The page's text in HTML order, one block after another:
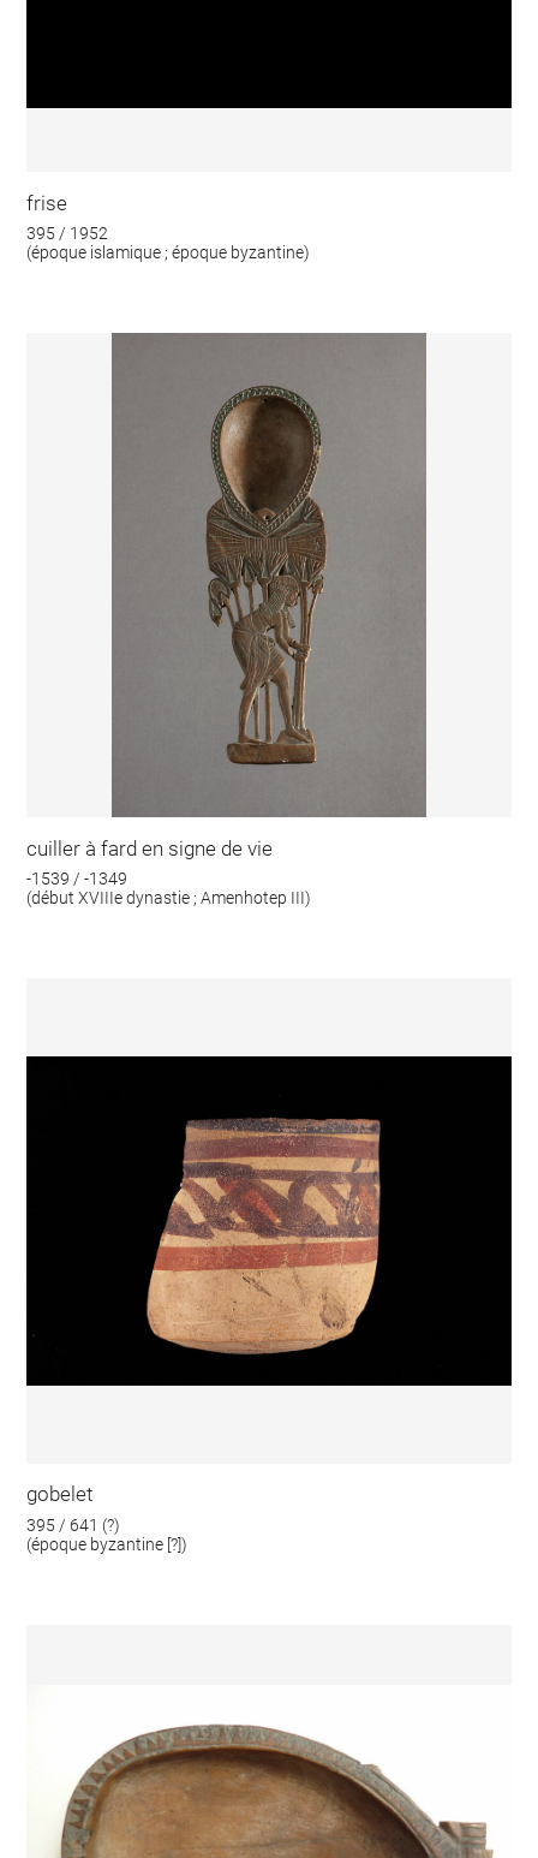
frise
395 / 1952
(époque islamique ; époque byzantine)
cuiller à fard en signe de vie
-1539 / -1349
(début XVIIIe dynastie ; Amenhotep III)
gobelet
395 / 641 (?)
(époque byzantine [?])